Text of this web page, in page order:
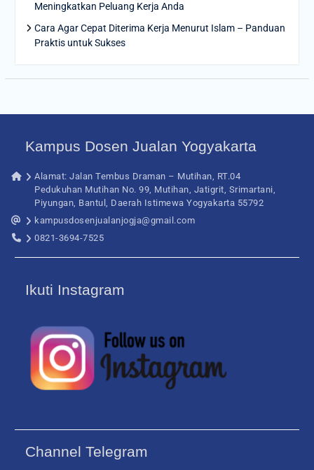
Meningkatkan Peluang Kerja Anda
Cara Agar Cepat Diterima Kerja Menurut Islam – Panduan
Praktis untuk Sukses
Kampus Dosen Jualan Yogyakarta
Alamat: Jalan Tembus Draman – Mutihan, RT.04
Pedukuhan Mutihan No. 99, Mutihan, Jatigrit, Srimartani,
Piyungan, Bantul, Daerah Istimewa Yogyakarta 55792
kampusdosenjualanjogja@gmail.com
0821-3694-7525
Ikuti Instagram
Channel Telegram